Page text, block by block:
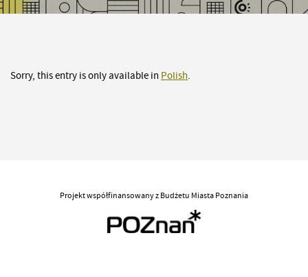
Sorry, this entry is only available in Polish.